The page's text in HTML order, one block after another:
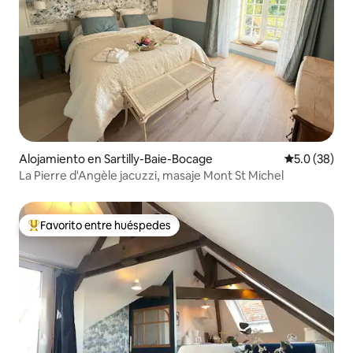
Alojamiento en Sartilly-Baie-Bocage Calificación
5.0 (38)
La Pierre d'Angèle jacuzzi, masaje Mont St Michel
Favorito entre huéspedes preferido
Favorito entre huéspedes